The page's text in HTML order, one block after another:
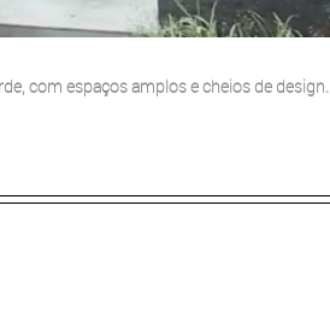
com espaços amplos e cheios de design.